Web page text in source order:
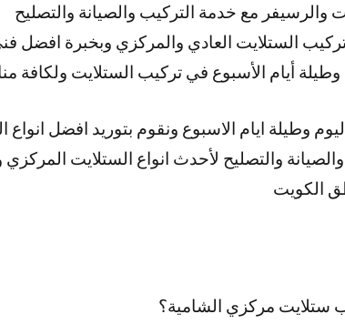
والرسيفر مع خدمة التركيب والصيانة والتصليح
الستلايت العادي والمركزي وبخبرة افضل
وطيلة ايام الاسبوع ونقوم بتوريد افضل انواع
والتصليح لأحدث انواع الستلايت
الكويت
مركزي الشامية؟